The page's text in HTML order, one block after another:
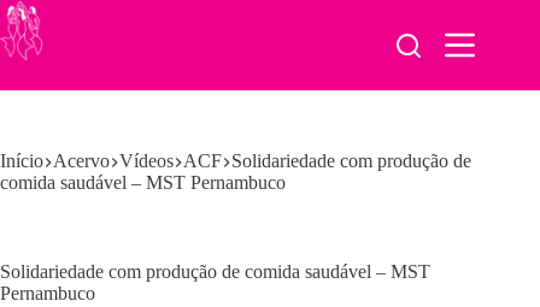
Pular
para
o
Início Acervo Vídeos ACF Solidariedade com produção de
comida saudável – MST Pernambuco
Solidariedade com produção de comida saudável – MST
Pernambuco